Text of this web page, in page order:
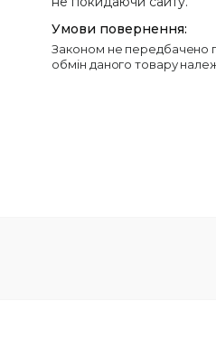
Законом не передбачено повернення та
обмін даного товару